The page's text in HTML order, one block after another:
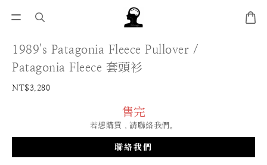
1989's Patagonia Fleece Pullover /
Patagonia Fleece 套頭衫
NT$3,280
售完
若想購買，請聯絡我們。
聯絡我們